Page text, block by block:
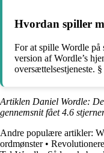
Hvordan spiller
For at spille Wordle på
version af Wordle’s
oversættelsestjeneste. §
Artiklen Daniel Wordle:
gennemsnit fået4.6
Andre populære artikler:
ordmønster•